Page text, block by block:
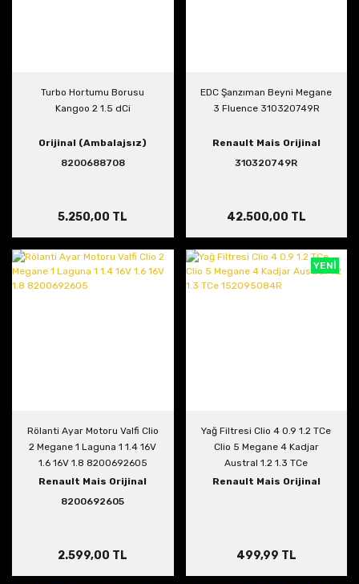
Turbo Hortumu Borusu
Kangoo 2 1.5 dCi
Orijinal (Ambalajsız)
8200688708
5.250,00 TL
EDC Şanzıman Beyni Megane
3 Fluence 310320749R
Renault Mais Orijinal
310320749R
42.500,00 TL
Rölanti Ayar Motoru Valfi Clio
2 Megane 1 Laguna 1 1.4 16V
1.6 16V 1.8 8200692605
Renault Mais Orijinal
8200692605
2.599,00 TL
YENİ
Yağ Filtresi Clio 4 0.9 1.2 TCe
Clio 5 Megane 4 Kadjar
Austral 1.2 1.3 TCe
152095084R
Renault Mais Orijinal
499,99 TL